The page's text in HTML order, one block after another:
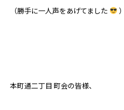
（勝手に一人声をあげてました ）
本町通二丁目 町会の皆様、